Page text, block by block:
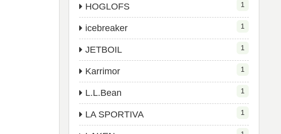
HOGLOFS 1
icebreaker 1
JETBOIL 1
Karrimor 1
L.L.Bean 1
LA SPORTIVA 1